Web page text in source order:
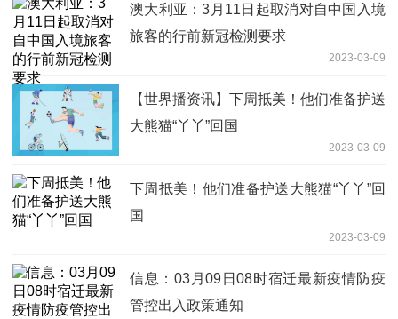
澳大利亚：3月11日起取消对自中国入境
旅客的行前新冠检测要求
2023-03-09
【世界播资讯】下周抵美！他们准备护送
大熊猫“丫丫”回国
2023-03-09
下周抵美！他们准备护送大熊猫“丫丫”回
国
2023-03-09
信息：03月09日08时宿迁最新疫情防疫
管控出入政策通知